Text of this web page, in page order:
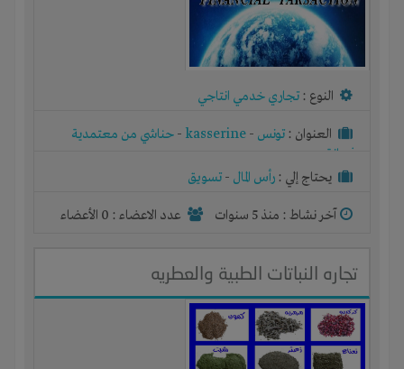
النوع : تجاري خدمي انتاجي
العنوان : تونس -
kasserine
- حناشي من معتمدية
فريانة
يحتاج إلي : رأس المال - تسويق
آخر نشاط : منذ 5 سنوات عدد الاعضاء : 0 الأعضاء
تجاره النباتات الطبية والعطريه